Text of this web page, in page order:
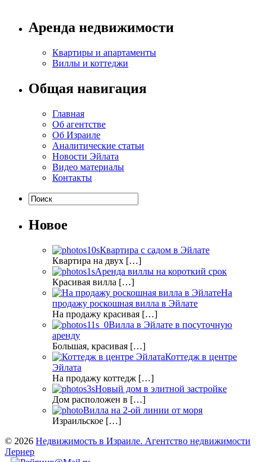
Аренда недвижимости
Квартиры и апартаменты
Виллы и коттеджи
Общая навигация
Главная
Об агентстве
Об Израиле
Аналитические статьи
Новости Эйлата
Видео материалы
Контакты
Новое
Квартира с садом в Эйлате
Квартира на двух […]
Аренда виллы на короткий срок
Красивая вилла […]
На
продажу роскошная вилла в Эйлате
На продажу красивая […]
Вилла в Эйлате в посуточную
аренду
Большая, красивая […]
Коттедж в центре
Эйлата
На продажу коттедж […]
Новый дом в элитной застройке
Дом расположен в […]
Вилла на 2-ой линии от моря
Израильское […]
© 2026 Недвижимость в Израиле. Агентство недвижимости
Лернер